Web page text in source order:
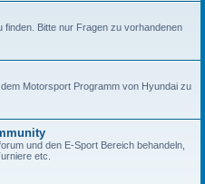
finden. Bitte nur Fragen zu vorhandenen
Motorsport Programm von Hyundai zu
und den E-Sport Bereich behandeln,
etc.